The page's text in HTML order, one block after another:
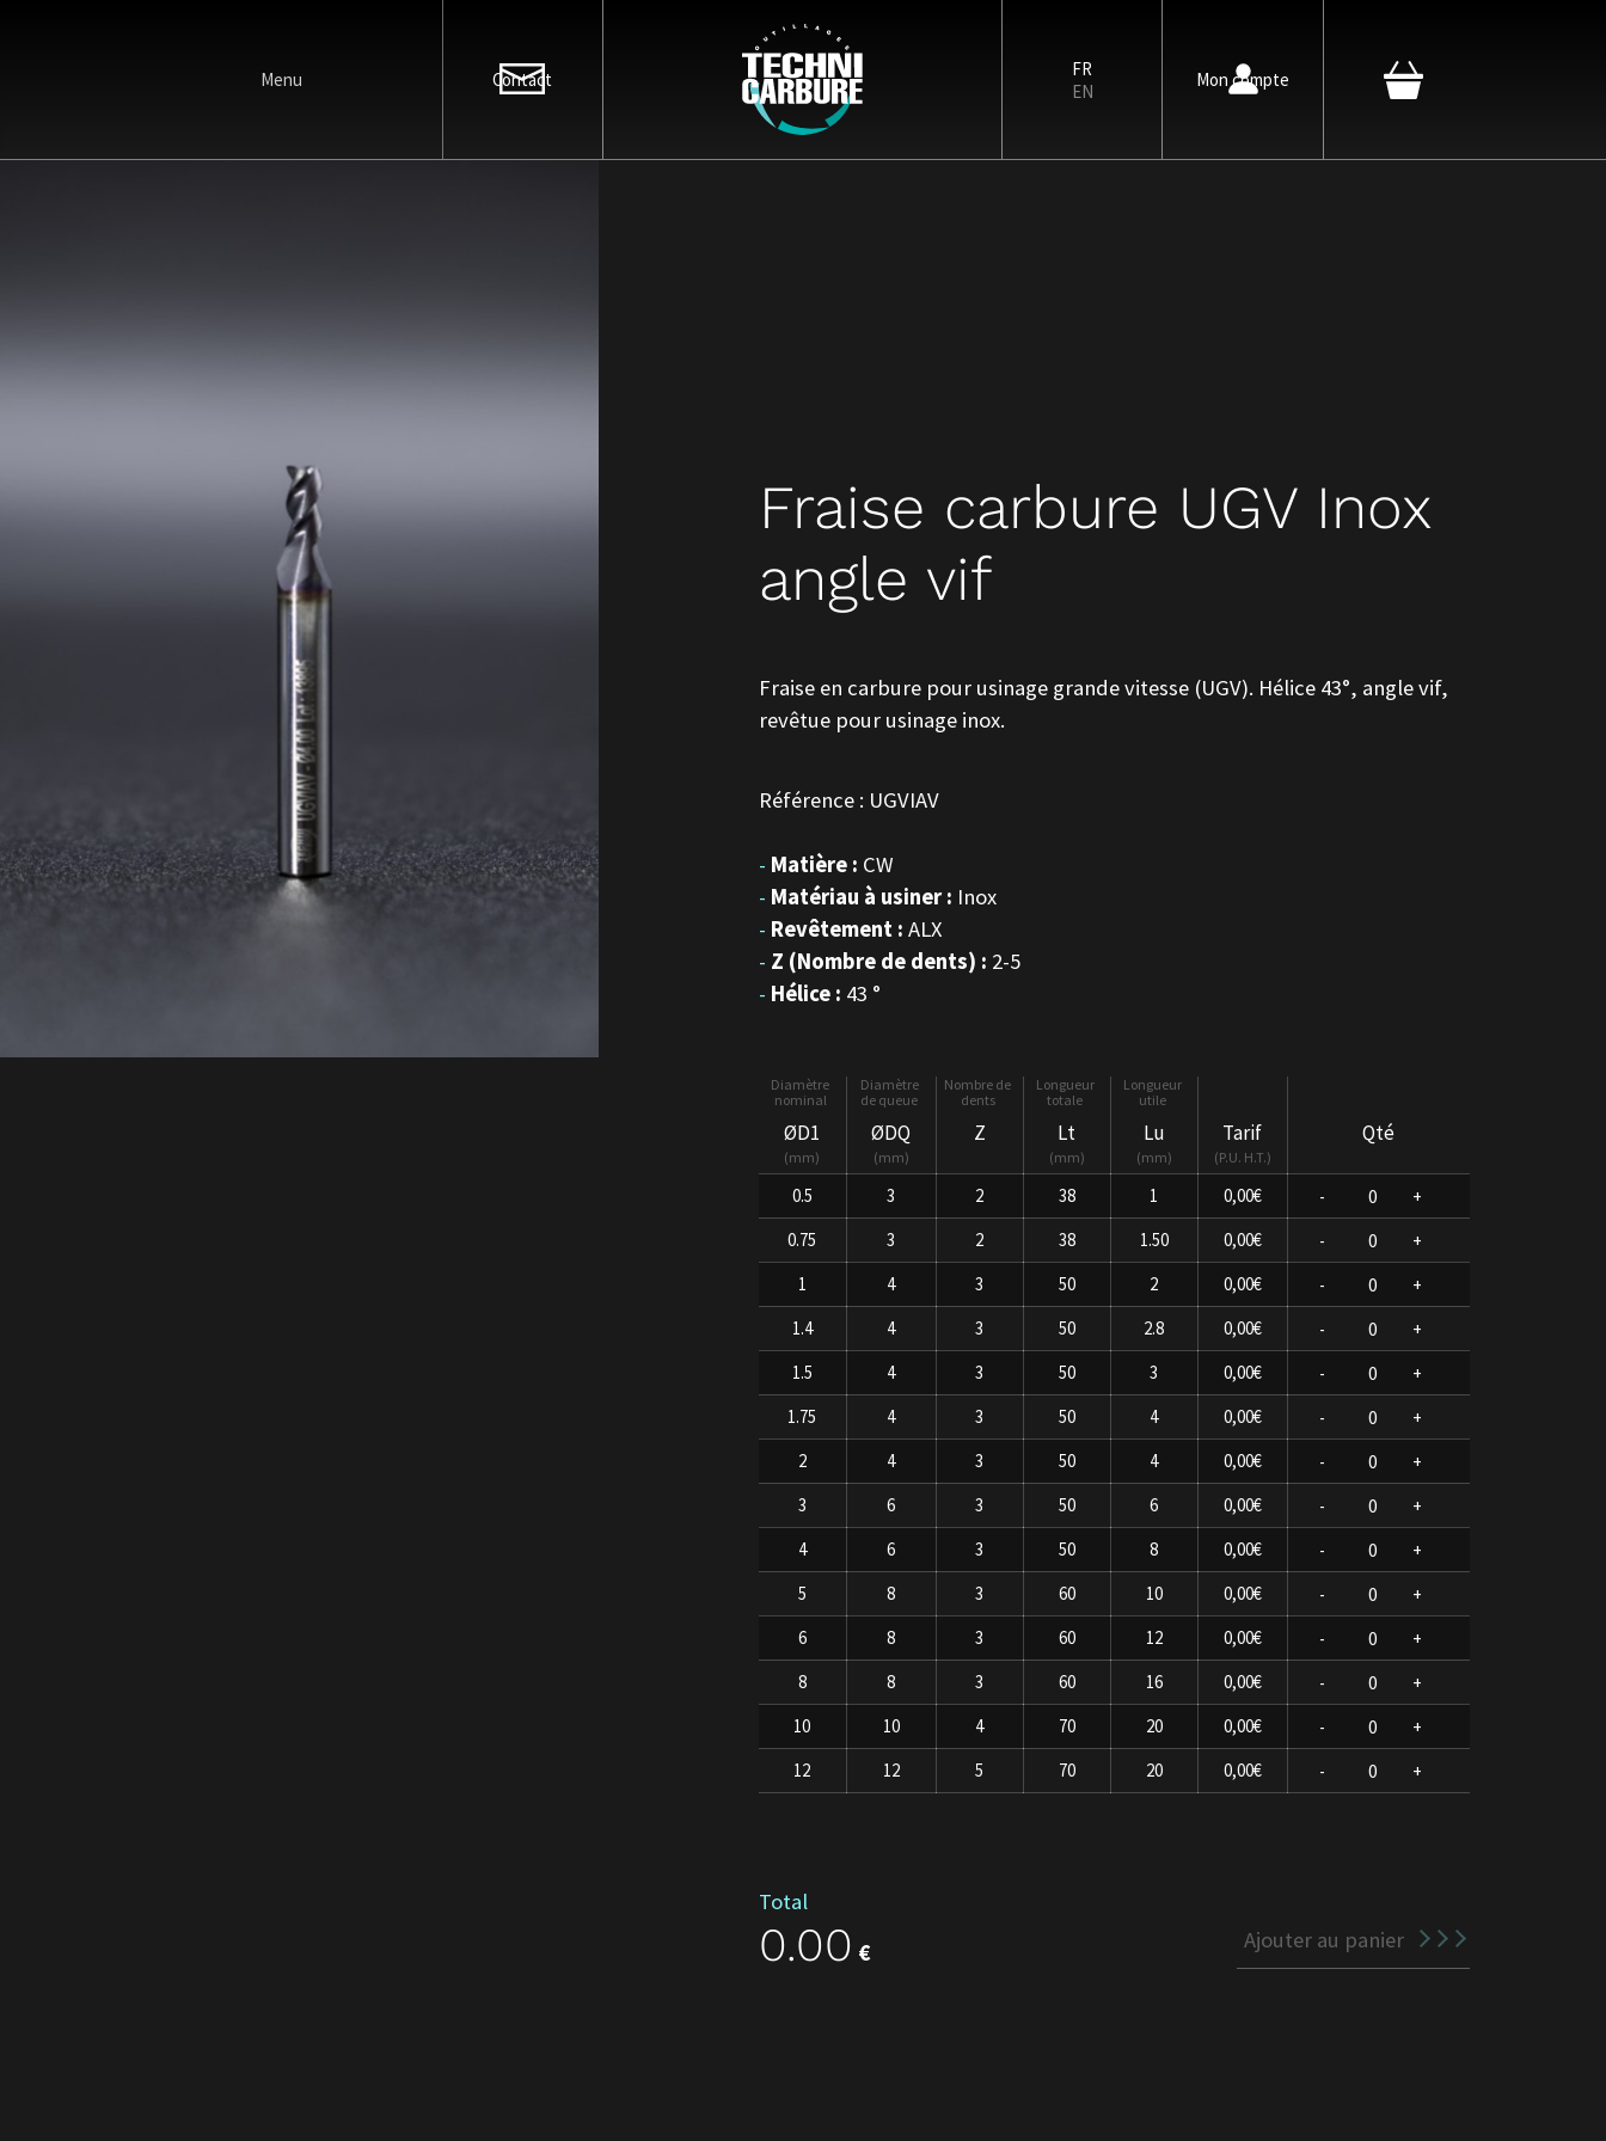
Menu Contact
FR
EN
Mon compte
Fraise carbure UGV Inox
angle vif
Fraise en carbure pour usinage grande vitesse (UGV). Hélice 43°, angle vif,
revêtue pour usinage inox.
Référence : UGVIAV
Matière : CW
Matériau à usiner : Inox
Revêtement : ALX
Z (Nombre de dents) : 2-5
Hélice : 43 °
ØD1
mm
ØDQ
mm
Z Lt
mm
Lu
mm
Tarif
P.U. H.T.
Qté
0.5 3 2 38 1 0,00€ -
+
0.75
3 2 38 1.50 0,00€ -
+
1
4 3 50 2 0,00€ -
+
1.4
4 3 50 2.8 0,00€ -
+
1.5
4 3 50 3 0,00€ -
+
1.75
4 3 50 4 0,00€ -
+
2
4 3 50 4 0,00€ -
+
3
6 3 50 6 0,00€ -
+
4
6 3 50 8 0,00€ -
+
5
8 3 60 10 0,00€ -
+
6
8 3 60 12 0,00€ -
+
8
8 3 60 16 0,00€ -
+
10
10 4 70 20 0,00€ -
+
12
12 5 70 20 0,00€ - +
Total
0.00 € Ajouter au panier